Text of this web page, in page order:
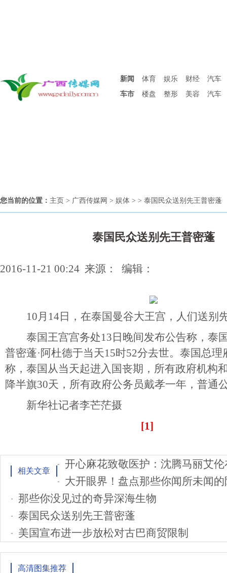
新闻 体育 娱乐 财经
汽车
车市
楼盘 整形 美容 汽车
您当前的位置： 主页 > 广西传媒网 > 娱体 > > 泰国民众送别先王普密蓬
泰国民众送别先王普密蓬
2016-11-21 00:24 来源： 编辑：
10月14日，在泰国曼谷大王宫，人们送别
泰国王宫宫务处13日晚间发布公告称，泰
普密蓬·阿杜德于当天15时52分去世。泰国总
称，泰国从当天起进入国丧期，所有政府机构
降半旗30天，所有政府公务员戴孝一年，普通
新华社记者李芒茫摄
[1]
相关文章
开心麻花致敬医护：沈腾马丽艾
大开眼界！盘点那些你闻所未闻
那些你没见过的奇异深海生物
泰国民众送别先王普密蓬
美国宣布进一步放松对古巴商贸限制
高清图集推荐